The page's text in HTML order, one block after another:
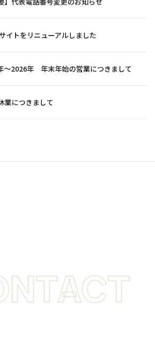
イトをリニューアルしました
〜2026年 年末年始の営業につきまして
業につきまして